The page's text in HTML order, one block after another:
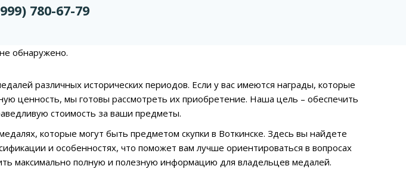
780-67-79
обнаружено.
различных исторических периодов. Если у вас имеются награды, которые
ценность, мы готовы рассмотреть их приобретение. Наша цель – обеспечить
стоимость за ваши предметы.
которые могут быть предметом скупки в Воткинске. Здесь вы найдете
и особенностях, что поможет вам лучше ориентироваться в вопросах
максимально полную и полезную информацию для владельцев медалей.